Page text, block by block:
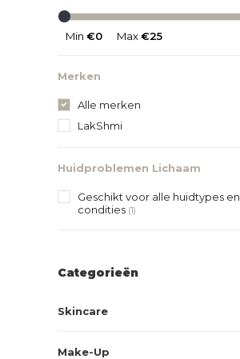
Min €0 Max€25
Merken
Alle merken
LakShmi
Huidproblemen Lichaam
Geschikt voor alle huidtypes en
condities (1)
Categorieën
Skincare
Make-Up